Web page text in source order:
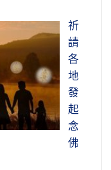
祈
請
各
地
發
起
念
佛